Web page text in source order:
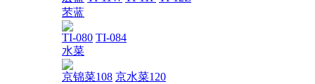
苤蓝
TI-080 TI-084
水菜
京锦菜108 京水菜120